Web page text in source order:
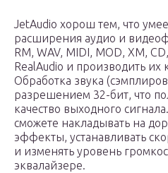
JetAudio хорош тем, что
расширения аудио и
RM, WAV, MIDI, MOD, XM,
RealAudio и производить их
Обработка звука
разрешением 32-бит, что
качество выходного
сможете накладывать на
эффекты, устанавливать
и изменять уровень
эквалайзере.